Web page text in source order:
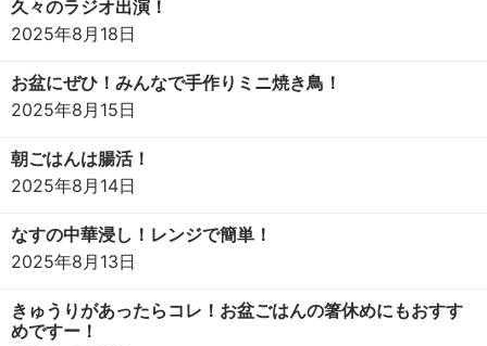
久々のラジオ出演！
2025年8月18日
お盆にぜひ！みんなで手作りミニ焼き鳥！
2025年8月15日
朝ごはんは腸活！
2025年8月14日
なすの中華浸し！レンジで簡単！
2025年8月13日
きゅうりがあったらコレ！お盆ごはんの箸休めにもおすす
めですー！